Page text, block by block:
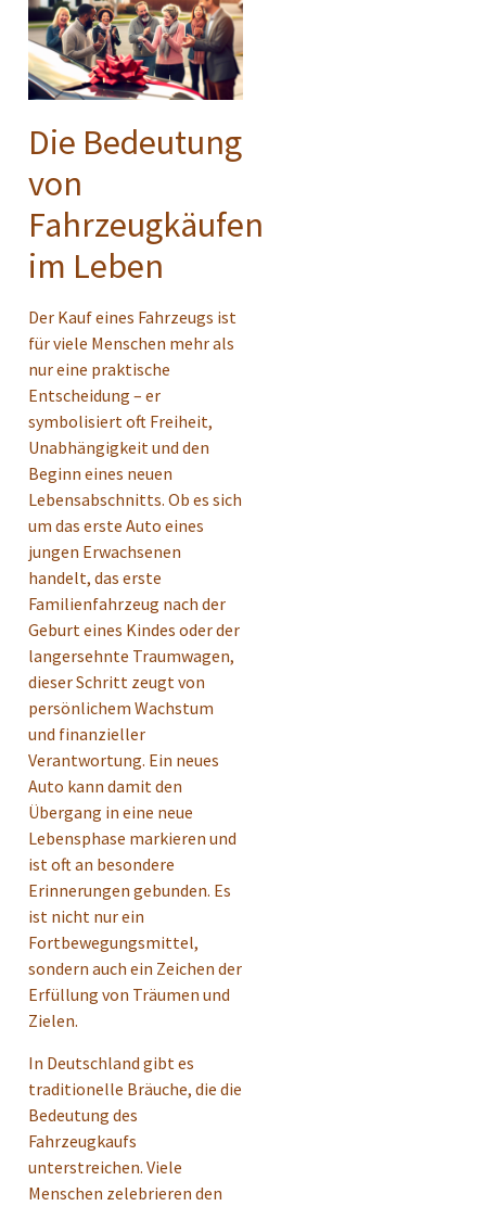
Die Bedeutung
von
Fahrzeugkäufen
im Leben
Der Kauf eines Fahrzeugs ist
für viele Menschen mehr als
nur eine praktische
Entscheidung – er
symbolisiert oft Freiheit,
Unabhängigkeit und den
Beginn eines neuen
Lebensabschnitts. Ob es sich
um das erste Auto eines
jungen Erwachsenen
handelt, das erste
Familienfahrzeug nach der
Geburt eines Kindes oder der
langersehnte Traumwagen,
dieser Schritt zeugt von
persönlichem Wachstum
und finanzieller
Verantwortung. Ein neues
Auto kann damit den
Übergang in eine neue
Lebensphase markieren und
ist oft an besondere
Erinnerungen gebunden. Es
ist nicht nur ein
Fortbewegungsmittel,
sondern auch ein Zeichen der
Erfüllung von Träumen und
Zielen.
In Deutschland gibt es
traditionelle Bräuche, die die
Bedeutung des
Fahrzeugkaufs
unterstreichen. Viele
Menschen zelebrieren den